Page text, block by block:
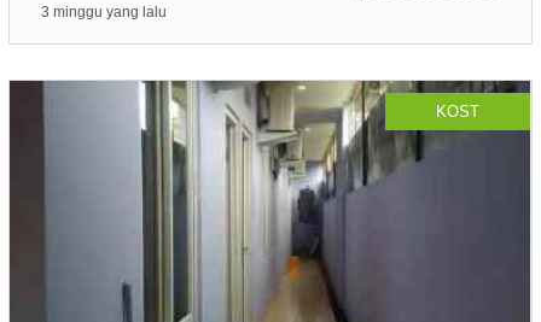
3 minggu yang lalu
KOST